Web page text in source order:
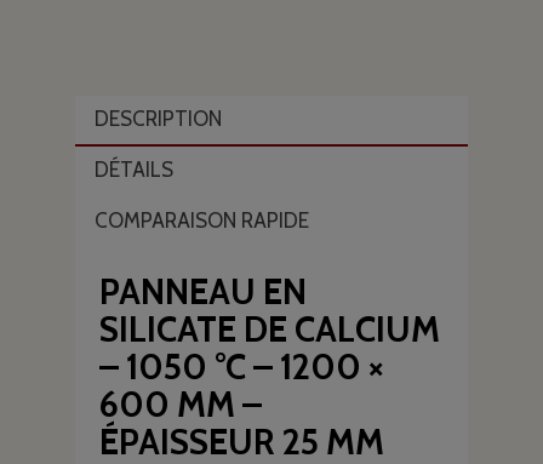
DESCRIPTION
DÉTAILS
COMPARAISON RAPIDE
PANNEAU EN
SILICATE DE CALCIUM
– 1050 °C – 1200 ×
600 MM –
ÉPAISSEUR 25 MM